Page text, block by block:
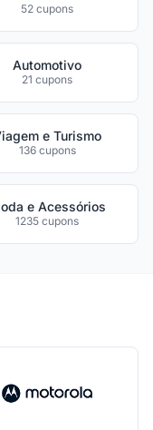
52 cupons
Automotivo
21 cupons
e Turismo
136 cupons
e Acessórios
1235 cupons